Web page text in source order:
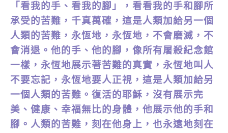
「看我的手、看我的腳」，看看我的手和腳所
承受的苦難，千真萬確，這是人類加給另一個
人類的苦難，永恆地，永恆地，不會磨滅，不
會消退。他的手、他的腳，像所有屠殺紀念館
一樣，永恆地展示著苦難的真實，永恆地叫人
不要忘記，永恆地要人正視，這是人類加給另
一個人類的苦難。復活的耶穌，沒有展示完
美、健康、幸福無比的身體，他展示他的手和
腳。人類的苦難，刻在他身上，也永遠地刻在